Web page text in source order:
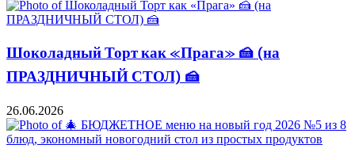
Шоколадный Торт как «Прага» 🍰 (на
ПРАЗДНИЧНЫЙ СТОЛ) 🍰
26.06.2026